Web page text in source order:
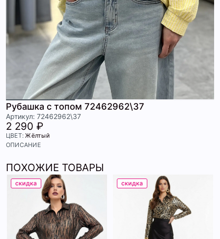
Рубашка с топом 72462962\37
Артикул: 72462962\37
2 290 ₽
ЦВЕТ:Жёлтый
ОПИСАНИЕ
ПОХОЖИЕ ТОВАРЫ
скидка скидка